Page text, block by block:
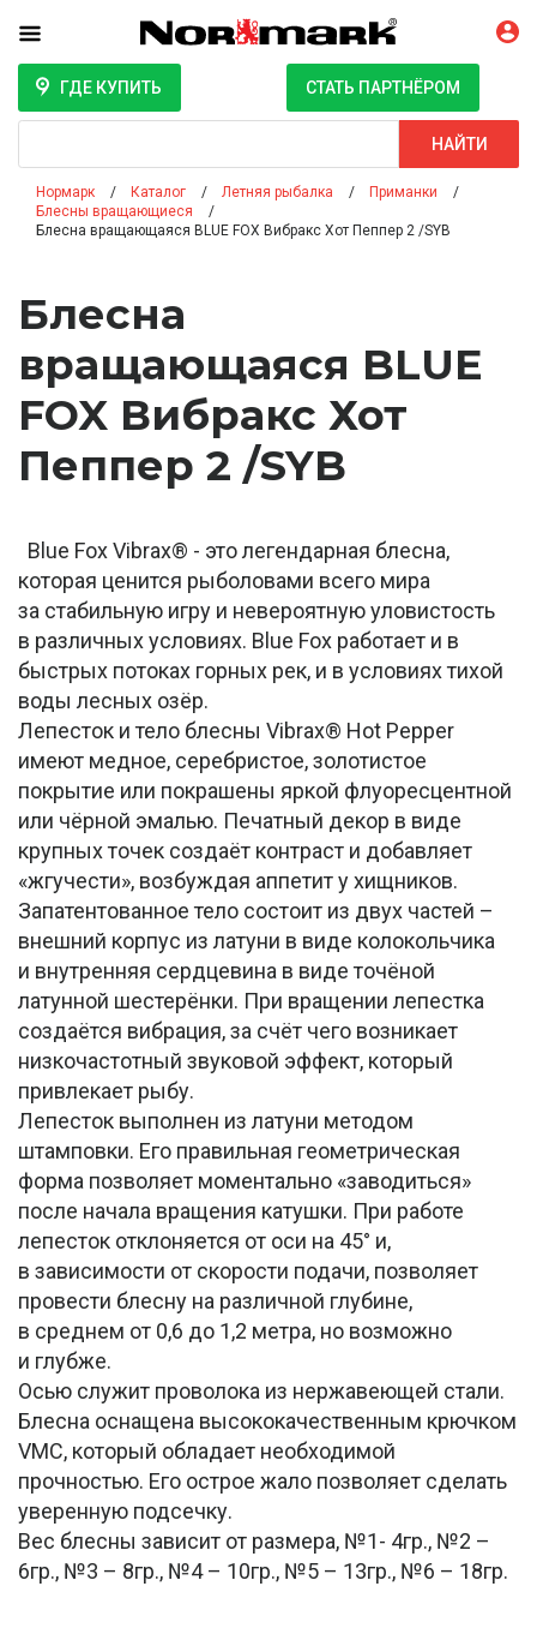
ГДЕ КУПИТЬ СТАТЬ ПАРТНЁРОМ
НАЙТИ
Нормарк Каталог Летняя рыбалка
Приманки
Блесны вращающиеся
Блесна вращающаяся BLUE FOX Вибракс Хот Пеппер 2 /SYB
Блесна
вращающаяся BLUE
FOX Вибракс Хот
Пеппер 2 /SYB
Blue Fox Vibrax® - это легендарная блесна,
которая ценится рыболовами всего мира
за стабильную игру и невероятную уловистость
в различных условиях. Blue Fox работает и в
быстрых потоках горных рек, и в условиях тихой
воды лесных озёр.
Лепесток и тело блесны Vibrax® Hot Pepper
имеют медное, серебристое, золотистое
покрытие или покрашены яркой флуоресцентной
или чёрной эмалью. Печатный декор в виде
крупных точек создаёт контраст и добавляет
«жгучести», возбуждая аппетит у хищников.
Запатентованное тело состоит из двух частей –
внешний корпус из латуни в виде колокольчика
и внутренняя сердцевина в виде точёной
латунной шестерёнки. При вращении лепестка
создаётся вибрация, за счёт чего возникает
низкочастотный звуковой эффект, который
привлекает рыбу.
Лепесток выполнен из латуни методом
штамповки. Его правильная геометрическая
форма позволяет моментально «заводиться»
после начала вращения катушки. При работе
лепесток отклоняется от оси на 45° и,
в зависимости от скорости подачи, позволяет
провести блесну на различной глубине,
в среднем от 0,6 до 1,2 метра, но возможно
и глубже.
Осью служит проволока из нержавеющей стали.
Блесна оснащена высококачественным крючком
VMC, который обладает необходимой
прочностью. Его острое жало позволяет сделать
уверенную подсечку.
Вес блесны зависит от размера, №1- 4гр., №2 –
6гр., №3 – 8гр., №4 – 10гр., №5 – 13гр., №6 – 18гр.